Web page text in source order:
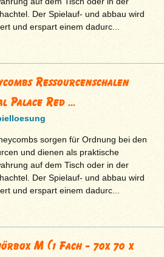
Der Spielauf- und abbau wird
und erspart einem dadurc...
Ressourcenschalen
Palace Red ...
sorgen für Ordnung bei den
und dienen als praktische
auf dem Tisch oder in der
Der Spielauf- und abbau wird
und erspart einem dadurc...
M (1 Fach - 70x 70 x